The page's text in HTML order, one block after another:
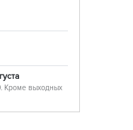
Кроме выходных